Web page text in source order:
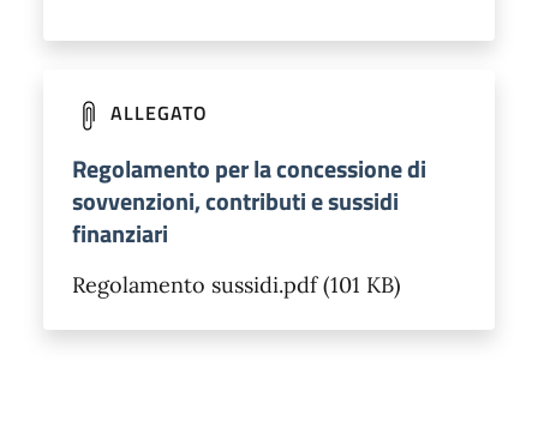
ALLEGATO
Regolamento per la concessione di
sovvenzioni, contributi e sussidi
finanziari
Regolamento sussidi.pdf (101 KB)